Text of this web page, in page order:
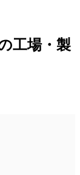
工場・製